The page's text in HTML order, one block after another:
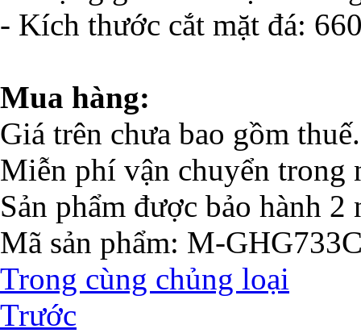
- Kích thước cắt mặt đá:
Mua hàng:
Giá trên chưa bao gồm thuế.
Miễn phí vận chuyển
Sản phẩm được bảo hành 2
Mã sản phẩm: M-
Trong cùng chủng loại
Trước